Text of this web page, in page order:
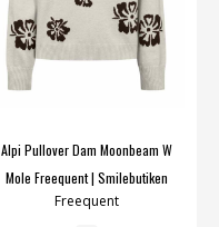
Alpi Pullover Dam Moonbeam W
Mole Freequent | Smilebutiken
Freequent